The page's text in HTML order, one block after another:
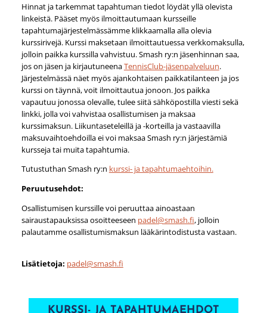
Hinnat ja tarkemmat tapahtuman tiedot löydät yllä olevista
linkeistä. Pääset myös ilmoittautumaan kursseille
tapahtumajärjestelmässämme klikkaamalla alla olevia
kurssirivejä. Kurssi maksetaan ilmoittautuessa verkkomaksulla,
jolloin paikka kurssilla vahvistuu. Smash ry:n jäsenhinnan saa,
jos on jäsen ja kirjautuneenaTennisClub-jäsenpalveluun.
Järjestelmässä näet myös ajankohtaisen paikkatilanteen ja jos
kurssi on täynnä, voit ilmoittautua jonoon. Jos paikka
vapautuu jonossa olevalle, tulee siitä sähköpostilla viesti sekä
linkki, jolla voi vahvistaa osallistumisen ja maksaa
kurssimaksun. Liikuntaseteleillä ja -korteilla ja vastaavilla
maksuvaihtoehdoilla ei voi maksaa Smash ry:n järjestämiä
kursseja tai muita tapahtumia.
Tutustuthan Smash ry:n kurssi- ja tapahtumaehtoihin.
Peruutusehdot:
Osallistumisen kurssille voi peruuttaa ainoastaan
sairaustapauksissa osoitteeseen padel@smash.fi, jolloin
palautamme osallistumismaksun lääkärintodistusta vastaan.
Lisätietoja: padel@smash.fi
KURSSI- JA TAPAHTUMAEHDOT